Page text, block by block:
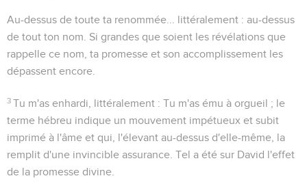
Au-dessus de toute ta renommée... littéralement : au-dessus
de tout ton nom . Si grandes que soient les révélations que
rappelle ce nom, ta promesse et son accomplissement les
dépassent encore.
3 Tu m'as enhardi , littéralement :Tu m'as ému à orgueil ; le
terme hébreu indique un mouvement impétueux et subit
imprimé à l'âme et qui, l'élevant au-dessus d'elle-même, la
remplit d'une invincible assurance. Tel a été sur David l'effet
de la promesse divine.